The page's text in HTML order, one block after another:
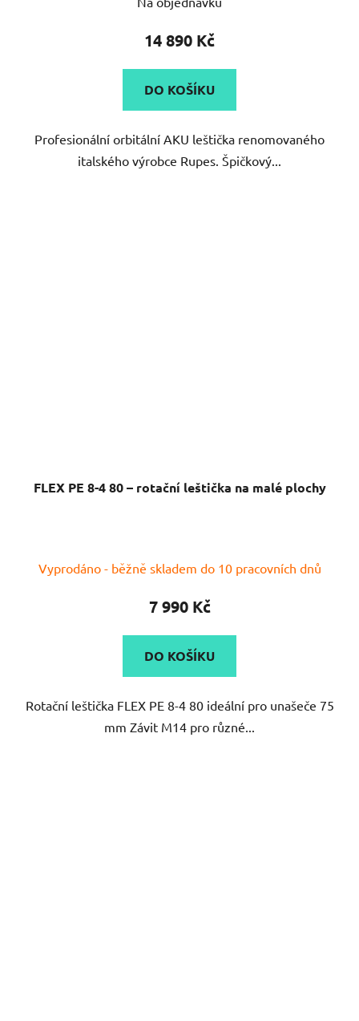
14 890 Kč
DO KOŠÍKU
Profesionální orbitální AKU leštička renomovaného
italského výrobce Rupes. Špičkový...
FLEX PE 8-4 80 – rotační leštička na malé plochy
Vyprodáno - běžně skladem do 10 pracovních dnů
7 990 Kč
DO KOŠÍKU
Rotační leštička FLEX PE 8-4 80 ideální pro unašeče 75
mm Závit M14 pro různé...